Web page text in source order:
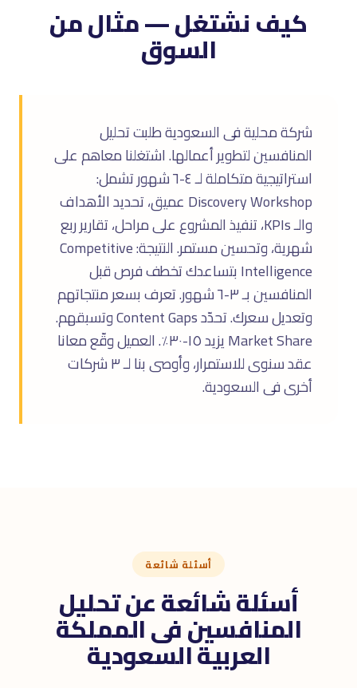
كيف نشتغل — مثال من
السوق
شركة محلية فى السعودية طلبت تحليل
المنافسين لتطوير أعمالها. اشتغلنا معاهم على
استراتيجية متكاملة لـ ٤-٦ شهور تشمل:
Discovery Workshop عميق، تحديد الأهداف
والـ KPIs، تنفيذ المشروع على مراحل، تقارير ربع
شهرية، وتحسين مستمر. النتيجة: Competitive
Intelligence بتساعدك تخطف فرص قبل
المنافسين بـ ٣-٦ شهور. تعرف بسعر منتجاتهم
وتعديل سعرك. تحدّد Content Gaps وتسبقهم.
Market Share يزيد ١٥-٣٠٪. العميل وقّع معانا
عقد سنوى للاستمرار، وأوصى بنا لـ ٣ شركات
أخرى فى السعودية.
أسئلة شائعة
أسئلة شائعة عن تحليل
المنافسين فى المملكة
العربية السعودية